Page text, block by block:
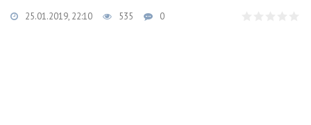
25.01.2019, 22:10 535 0